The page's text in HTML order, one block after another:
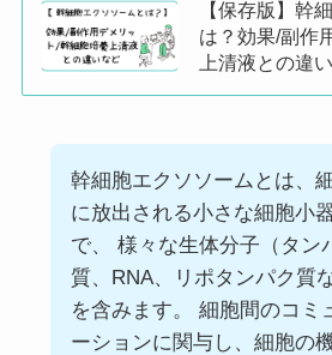
【保存版】幹
は？効果/副作
上清液との違
幹細胞エクソソームとは、
に放出される小さな細胞小
で、 様々な生体分子（タン
質、RNA、リポタンパク質な
を含みます。 細胞間のコミ
ーションに関与し、細胞の